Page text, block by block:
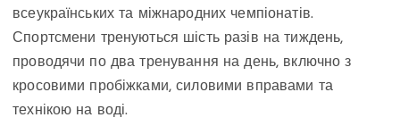
всеукраїнських та міжнародних чемпіонатів.
Спортсмени тренуються шість разів на тиждень,
проводячи по два тренування на день, включно з
кросовими пробіжками, силовими вправами та
технікою на воді.